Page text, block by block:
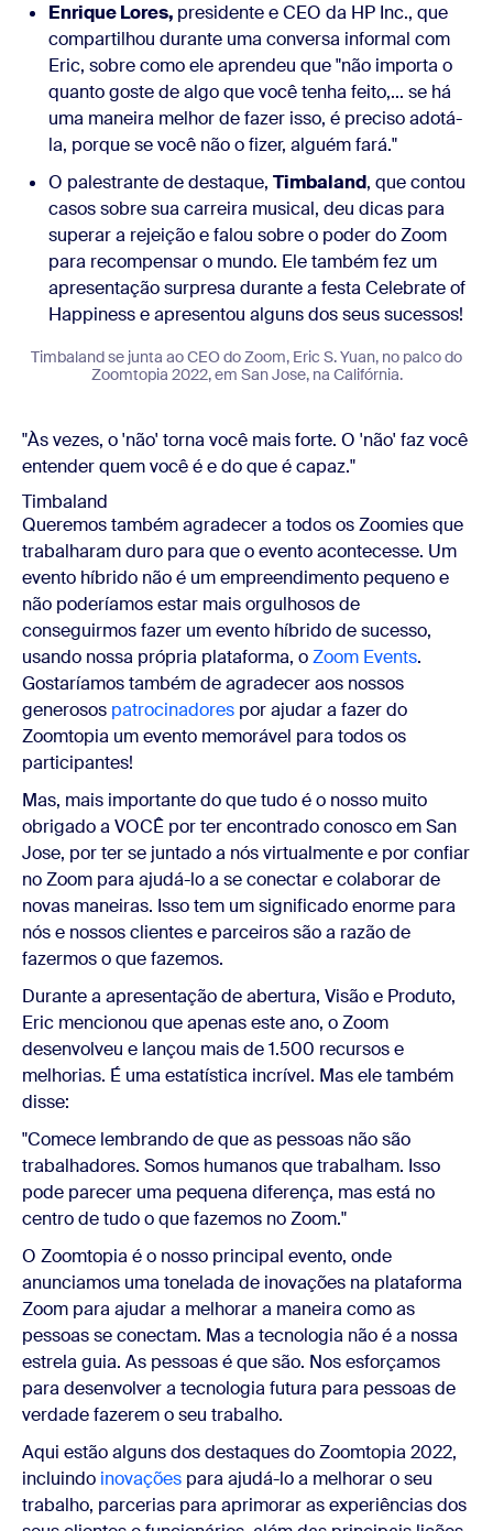
Enrique Lores, presidente e CEO da HP Inc., que
compartilhou durante uma conversa informal com
Eric, sobre como ele aprendeu que "não importa o
quanto goste de algo que você tenha feito,... se há
uma maneira melhor de fazer isso, é preciso adotá-
la, porque se você não o fizer, alguém fará."
O palestrante de destaque, Timbaland, que contou
casos sobre sua carreira musical, deu dicas para
superar a rejeição e falou sobre o poder do Zoom
para recompensar o mundo. Ele também fez um
apresentação surpresa durante a festa Celebrate of
Happiness e apresentou alguns dos seus sucessos!
Timbaland se junta ao CEO do Zoom, Eric S. Yuan, no palco do
Zoomtopia 2022, em San Jose, na Califórnia.
"Às vezes, o 'não' torna você mais forte. O 'não' faz você
entender quem você é e do que é capaz."
Timbaland
Queremos também agradecer a todos os Zoomies que
trabalharam duro para que o evento acontecesse. Um
evento híbrido não é um empreendimento pequeno e
não poderíamos estar mais orgulhosos de
conseguirmos fazer um evento híbrido de sucesso,
usando nossa própria plataforma, oZoom Events.
Gostaríamos também de agradecer aos nossos
generosos patrocinadores por ajudar a fazer do
Zoomtopia um evento memorável para todos os
participantes!
Mas, mais importante do que tudo é o nosso muito
obrigado a VOCÊ por ter encontrado conosco em San
Jose, por ter se juntado a nós virtualmente e por confiar
no Zoom para ajudá-lo a se conectar e colaborar de
novas maneiras. Isso tem um significado enorme para
nós e nossos clientes e parceiros são a razão de
fazermos o que fazemos.
Durante a apresentação de abertura, Visão e Produto,
Eric mencionou que apenas este ano, o Zoom
desenvolveu e lançou mais de 1.500 recursos e
melhorias. É uma estatística incrível. Mas ele também
disse:
"Comece lembrando de que as pessoas não são
trabalhadores. Somos humanos que trabalham. Isso
pode parecer uma pequena diferença, mas está no
centro de tudo o que fazemos no Zoom."
O Zoomtopia é o nosso principal evento, onde
anunciamos uma tonelada de inovações na plataforma
Zoom para ajudar a melhorar a maneira como as
pessoas se conectam. Mas a tecnologia não é a nossa
estrela guia. As pessoas é que são. Nos esforçamos
para desenvolver a tecnologia futura para pessoas de
verdade fazerem o seu trabalho.
Aqui estão alguns dos destaques do Zoomtopia 2022,
incluindo inovações para ajudá-lo a melhorar o seu
trabalho, parcerias para aprimorar as experiências dos